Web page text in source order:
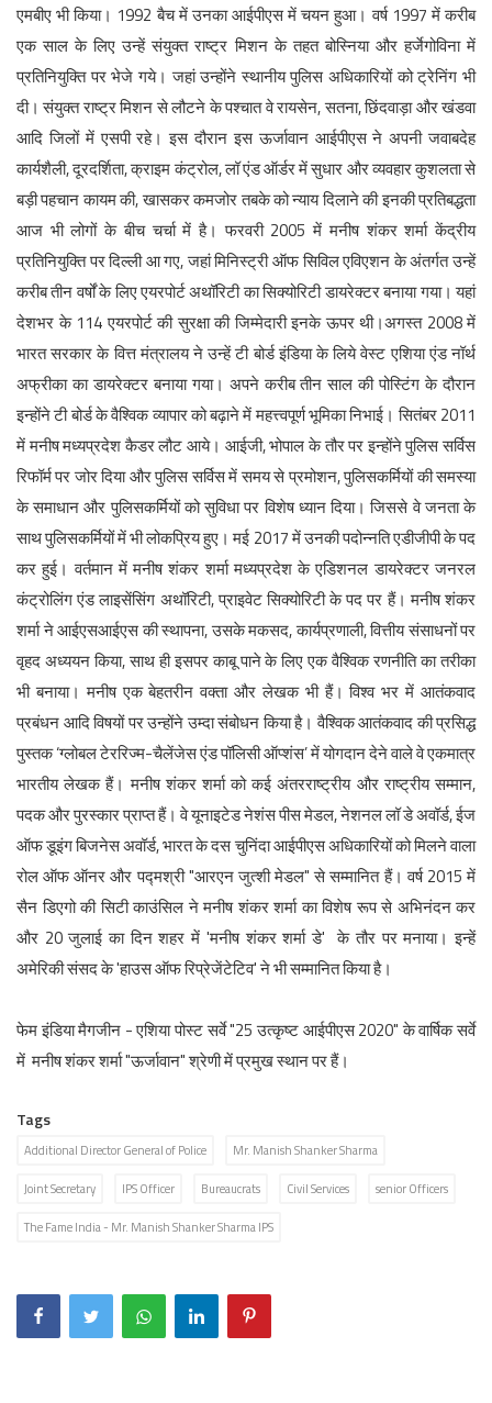
एमबीए भी किया। 1992 बैच में उनका आईपीएस में चयन हुआ। वर्ष 1997 में करीब
एक साल के लिए उन्हें संयुक्त राष्ट्र मिशन के तहत बोस्निया और हर्जेगोविना में
प्रतिनियुक्ति पर भेजे गये। जहां उन्होंने स्थानीय पुलिस अधिकारियों को ट्रेनिंग भी
दी। संयुक्त राष्ट्र मिशन से लौटने के पश्चात वे रायसेन, सतना, छिंदवाड़ा और खंडवा
आदि जिलों में एसपी रहे। इस दौरान इस ऊर्जावान आईपीएस ने अपनी जवाबदेह
कार्यशैली, दूरदर्शिता, क्राइम कंट्रोल, लॉ एंड ऑर्डर में सुधार और व्यवहार कुशलता से
बड़ी पहचान कायम की, खासकर कमजोर तबके को न्याय दिलाने की इनकी प्रतिबद्धता
आज भी लोगों के बीच चर्चा में है।‌ फरवरी 2005 में मनीष शंकर शर्मा केंद्रीय
प्रतिनियुक्ति पर दिल्ली आ गए, जहां मिनिस्ट्री ऑफ सिविल एविएशन के अंतर्गत उन्हें
करीब तीन वर्षों के लिए एयरपोर्ट अथॉरिटी का सिक्योरिटी डायरेक्टर बनाया गया। यहां
देशभर के 114 एयरपोर्ट की सुरक्षा की जिम्मेदारी इनके ऊपर थी।अगस्त 2008 में
भारत सरकार के वित्त मंत्रालय ने उन्हें टी बोर्ड इंडिया के लिये वेस्ट एशिया एंड नॉर्थ
अफ्रीका का डायरेक्टर बनाया गया। अपने करीब तीन साल की पोस्टिंग के दौरान
इन्होंने टी बोर्ड के वैश्विक व्यापार को बढ़ाने में महत्त्वपूर्ण भूमिका निभाई। सितंबर 2011
में मनीष मध्यप्रदेश कैडर लौट आये। आईजी, भोपाल के तौर पर इन्होंने पुलिस सर्विस
रिफॉर्म पर जोर दिया और पुलिस सर्विस में समय से प्रमोशन, पुलिसकर्मियों की समस्या
के समाधान और पुलिसकर्मियों को सुविधा पर विशेष ध्यान दिया। जिससे वे जनता के
साथ पुलिसकर्मियों में भी लोकप्रिय हुए।‌ मई 2017 में उनकी पदोन्नति एडीजीपी के पद
कर हुई। वर्तमान में मनीष शंकर शर्मा मध्यप्रदेश के एडिशनल डायरेक्टर जनरल
कंट्रोलिंग एंड लाइसेंसिंग अथॉरिटी, प्राइवेट सिक्योरिटी के पद पर हैं।‌ मनीष शंकर
शर्मा ने आईएसआईएस की स्थापना, उसके मकसद, कार्यप्रणाली, वित्तीय संसाधनों पर
वृहद अध्ययन किया, साथ ही इसपर काबू पाने के लिए एक वैश्विक रणनीति का तरीका
भी बनाया। मनीष एक बेहतरीन वक्ता और लेखक भी हैं। विश्व भर में आतंकवाद
प्रबंधन आदि विषयों पर उन्होंने उम्दा संबोधन किया है। वैश्विक आतंकवाद की प्रसिद्ध
पुस्तक ‘ग्लोबल टेररिज्म-चैलेंजेस एंड पॉलिसी ऑप्शंस’ में योगदान देने वाले वे एकमात्र
भारतीय लेखक हैं। मनीष शंकर शर्मा को कई अंतरराष्ट्रीय और राष्ट्रीय सम्मान,
पदक और पुरस्कार प्राप्त हैं। वे यूनाइटेड नेशंस पीस मेडल, नेशनल लॉ डे अवॉर्ड, ईज
ऑफ डूइंग बिजनेस अवॉर्ड, भारत के दस चुनिंदा आईपीएस अधिकारियों को मिलने वाला
रोल ऑफ ऑनर और पद्मश्री "आरएन जुत्शी मेडल" से सम्मानित हैं। वर्ष 2015 में
सैन डिएगो की सिटी काउंसिल ने मनीष शंकर शर्मा का विशेष रूप से अभिनंदन कर
और 20 जुलाई का दिन शहर में 'मनीष शंकर शर्मा डे' के तौर पर मनाया। इन्हें
अमेरिकी संसद के 'हाउस ऑफ रिप्रेजेंटेटिव' ने भी सम्मानित किया है।
फेम इंडिया मैगजीन - एशिया पोस्ट सर्वे "25 उत्कृष्ट आईपीएस 2020" के वार्षिक सर्वे
में मनीष शंकर शर्मा "ऊर्जावान" श्रेणी में प्रमुख स्थान पर हैं।
Tags
Additional Director General of Police Mr. Manish Shanker Sharma
Joint Secretary IPS Officer Bureaucrats Civil Services senior Officers
The Fame India - Mr. Manish Shanker Sharma IPS